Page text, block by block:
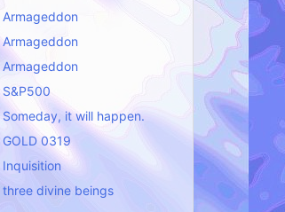
Armageddon
Armageddon
Armageddon
S&P500
Someday, it will happen.
GOLD 0319
Inquisition
three divine beings